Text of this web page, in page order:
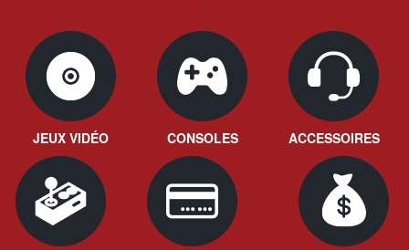
JEUX VIDÉO CONSOLES ACCESSOIRES